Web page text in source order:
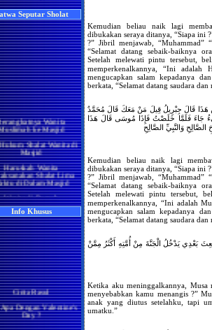
Seputar Sholat
Wanita
ke Masjid
Shalat Wanita di
Masjid
Haruskah Wanita
Shalat Lima
di Dalam Masjid
Wanita di Rumah
Kepada Imam
di Masjid
Shalatnya Seorang
di rumah Lebih
Ataukah di Masjidil
Haram
yang Lebih Utama
Wanita Pada Bulan
Melaksanakan
di Masjidil Haram
atau di Rumah
Kaum Wanita
Sedang Umrah di
Bulan Ramadhan
Info Khusus
Cinta Rasul
Dengan Valentine's
Day ?
Manisnya Iman
Kemudian beliau naik lagi
dibukakan seraya ditanya, “Siapa ini
?” Jibril menjawab, “Muhammad”
“Selamat datang sebaik-baiknya
Setelah melewati pintu tersebut,
memperkenalkannya, “Ini adalah
mengucapkan salam kepadanya
berkata, “Selamat datang saudara
هَذَا قَالَ جِبْرِيلُ قِيلَ مَنْ مَعَكَ قَالَ مُحَمَّدٌ
جَاءَ فَلَمَّا خَلَصْتُ فَإِذَا مُوسَى قَالَ هَذَا
وَالنَّبِيِّ الصَّالِحِ
Kemudian beliau naik lagi
dibukakan seraya ditanya, “Siapa ini
?” Jibril menjawab, “Muhammad”
“Selamat datang sebaik-baiknya
Setelah melewati pintu tersebut,
memperkenalkannya, “Ini adalah
mengucapkan salam kepadanya
berkata, “Selamat datang saudara
بَعْدِي يَدْخُلُ الْجَنَّةَ مِنْ أُمَّتِهِ أَكْثَرُ مِمَّنْ
Ketika aku meninggalkannya, Musa
menyebabkan kamu menangis ?”
anak yang diutus setelahku, tapi
umatku.”